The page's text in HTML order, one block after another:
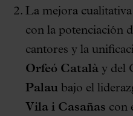
La mejora cualitativa
con la potenciación
cantores y la
Orfeó Català y del
Palau bajo el
Vila i Casañas con